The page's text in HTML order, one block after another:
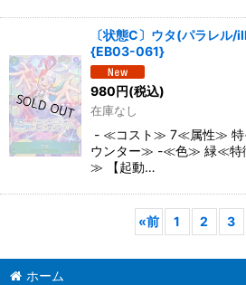
〔状態C〕ウタ(パラレル
{EB03-061}
980円(税込)
在庫なし
- ≪コスト≫ 7≪属性≫
ウンター≫ -≪色≫ 緑≪特
≫ 【起動…
«前 1 2 3
ホーム